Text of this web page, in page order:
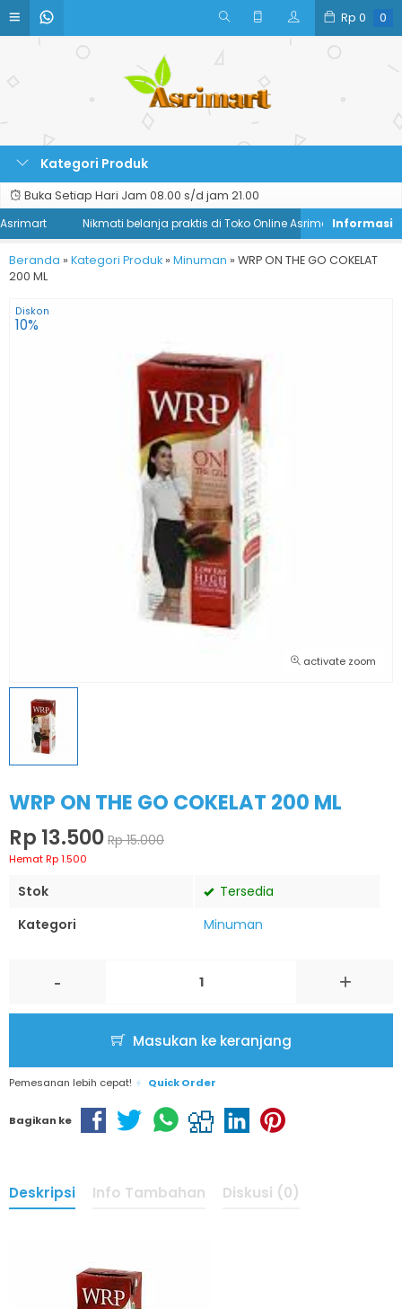
Rp 0 0
Kategori Produk
Buka Setiap Hari Jam 08.00 s/d jam 21.00
Nikmati belanja praktis di Toko Online Asrimart
Beranda » Kategori Produk » Minuman » WRP ON THE GO COKELAT
200 ML
activate zoom
Diskon
10%
WRP ON THE GO COKELAT 200 ML
Rp 13.500 Rp 15.000
Hemat Rp 1.500
Stok
Tersedia
Kategori
Minuman
- +
Masukan ke keranjang
Pemesanan lebih cepat! Quick Order
Bagikan ke
Deskripsi Info Tambahan Diskusi (0)